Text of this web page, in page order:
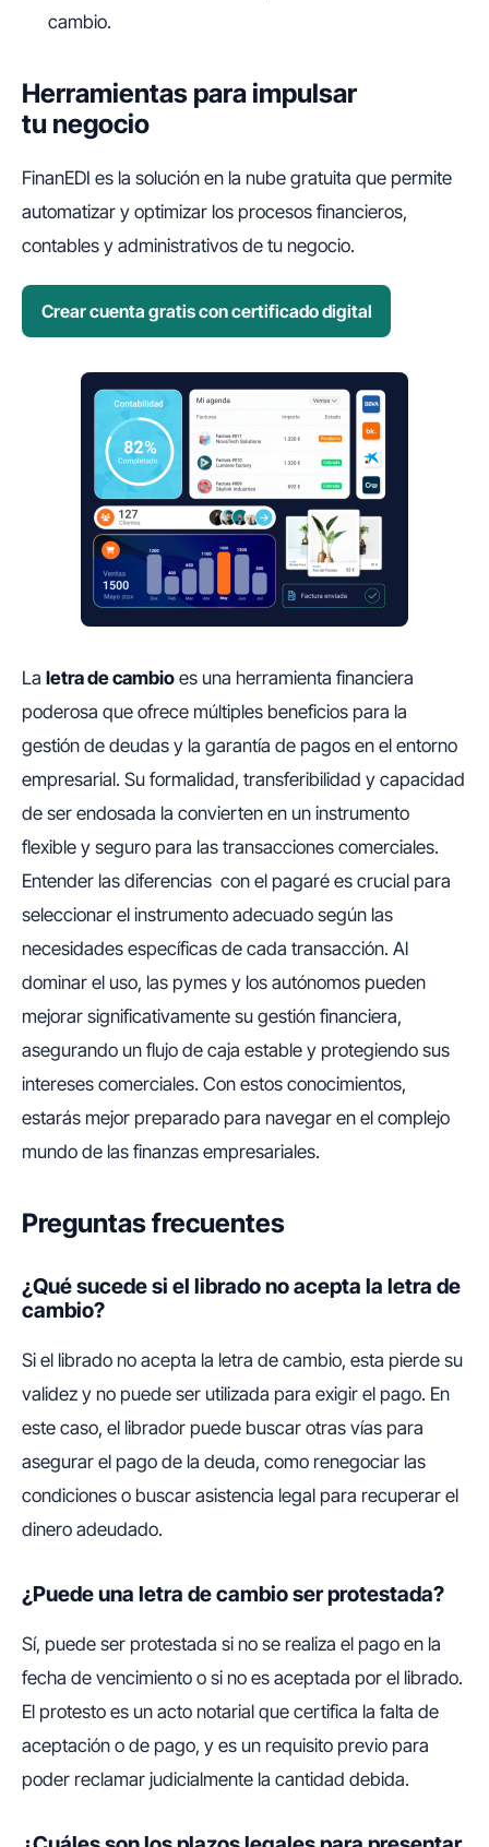
cambio.
Herramientas para impulsar
tu negocio
FinanEDI es la solución en la nube gratuita que permite
automatizar y optimizar los procesos financieros,
contables y administrativos de tu negocio.
Crear cuenta gratis con certificado digital
La letra de cambio es una herramienta financiera
poderosa que ofrece múltiples beneficios para la
gestión de deudas y la garantía de pagos en el entorno
empresarial. Su formalidad, transferibilidad y capacidad
de ser endosada la convierten en un instrumento
flexible y seguro para las transacciones comerciales.
Entender las diferencias con el pagaré es crucial para
seleccionar el instrumento adecuado según las
necesidades específicas de cada transacción. Al
dominar el uso, las pymes y los autónomos pueden
mejorar significativamente su gestión financiera,
asegurando un flujo de caja estable y protegiendo sus
intereses comerciales. Con estos conocimientos,
estarás mejor preparado para navegar en el complejo
mundo de las finanzas empresariales.
Preguntas frecuentes
¿Qué sucede si el librado no acepta la letra de
cambio?
Si el librado no acepta la letra de cambio, esta pierde su
validez y no puede ser utilizada para exigir el pago. En
este caso, el librador puede buscar otras vías para
asegurar el pago de la deuda, como renegociar las
condiciones o buscar asistencia legal para recuperar el
dinero adeudado.
¿Puede una letra de cambio ser protestada?
Sí, puede ser protestada si no se realiza el pago en la
fecha de vencimiento o si no es aceptada por el librado.
El protesto es un acto notarial que certifica la falta de
aceptación o de pago, y es un requisito previo para
poder reclamar judicialmente la cantidad debida.